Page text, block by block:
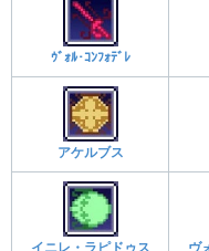
ｳﾞｫﾙ･ｺﾝﾌｫﾃﾞﾚ
アケルブス
イニレ・ラピドゥス ヴ